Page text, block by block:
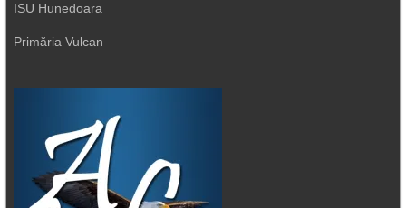
ISU Hunedoara
Primăria Vulcan